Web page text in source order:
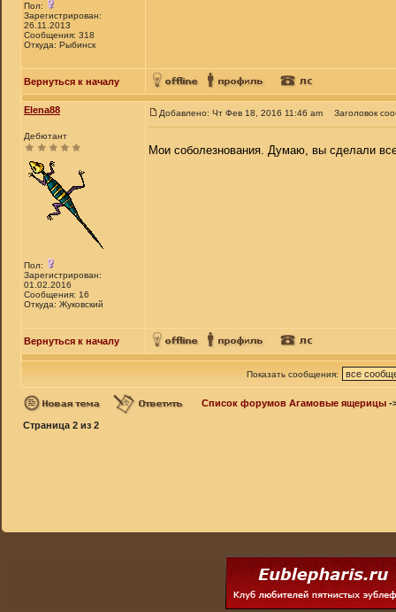
Пол:
Зарегистрирован:
26.11.2013
Сообщения: 318
Откуда: Рыбинск
Вернуться к началу
Elena88
Дебютант
Пол:
Зарегистрирован:
01.02.2016
Сообщения: 16
Откуда: Жуковский
Добавлено: Чт Фев 18, 2016 11:46 am Заголовок
Мои соболезнования. Думаю, вы сделали
Вернуться к началу
Показать сообщения:
Список форумов Агамовые ящерицы -
Страница 2 из 2